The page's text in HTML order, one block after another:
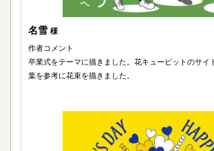
名雪 様
作者コメント
卒業式をテーマに描きました。花キューピットのサイ
葉を参考に花束を描きました。